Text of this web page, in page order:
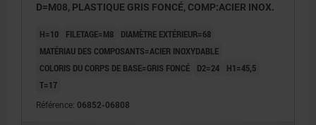
D=M08, PLASTIQUE GRIS FONCÉ, COMP:ACIER INOX.
H=10 FILETAGE=M8
DIAMÈTRE EXTÉRIEUR=68
MATÉRIAU DES COMPOSANTS=ACIER INOXYDABLE
COLORIS DU CORPS DE BASE=GRIS FONCÉ
D2=24
H1=45,5
T=17
Référence: 06852-06808